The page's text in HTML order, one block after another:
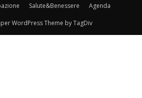
Salute&Benessere Agenda
WordPress Theme by TagDiv